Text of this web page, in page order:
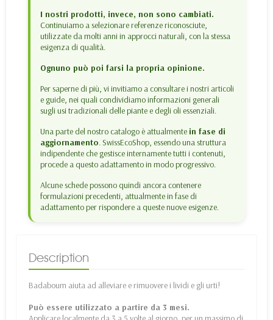
I nostri prodotti, invece, non sono cambiati.
Continuiamo a selezionare referenze riconosciute,
utilizzate da molti anni in approcci naturali, con la stessa
esigenza di qualità.
Ognuno può poi farsi la propria opinione.
Per saperne di più, vi invitiamo a consultare i nostri articoli
e guide, nei quali condividiamo informazioni generali
sugli usi tradizionali delle piante e degli oli essenziali.
Una parte del nostro catalogo è attualmente in fase di
aggiornamento. SwissEcoShop, essendo una struttura
indipendente che gestisce internamente tutti i contenuti,
procede a questo adattamento in modo progressivo.
Alcune schede possono quindi ancora contenere
formulazioni precedenti, attualmente in fase di
adattamento per rispondere a queste nuove esigenze.
Description
Badaboum aiuta ad alleviare e rimuovere i lividi e gli urti!
Può essere utilizzato a partire da 3 mesi.